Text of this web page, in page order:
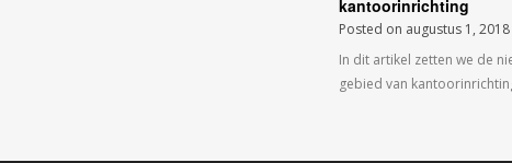
kantoorinrichting
Posted on augustus 1, 2018
In dit artikel zetten we de
gebied van